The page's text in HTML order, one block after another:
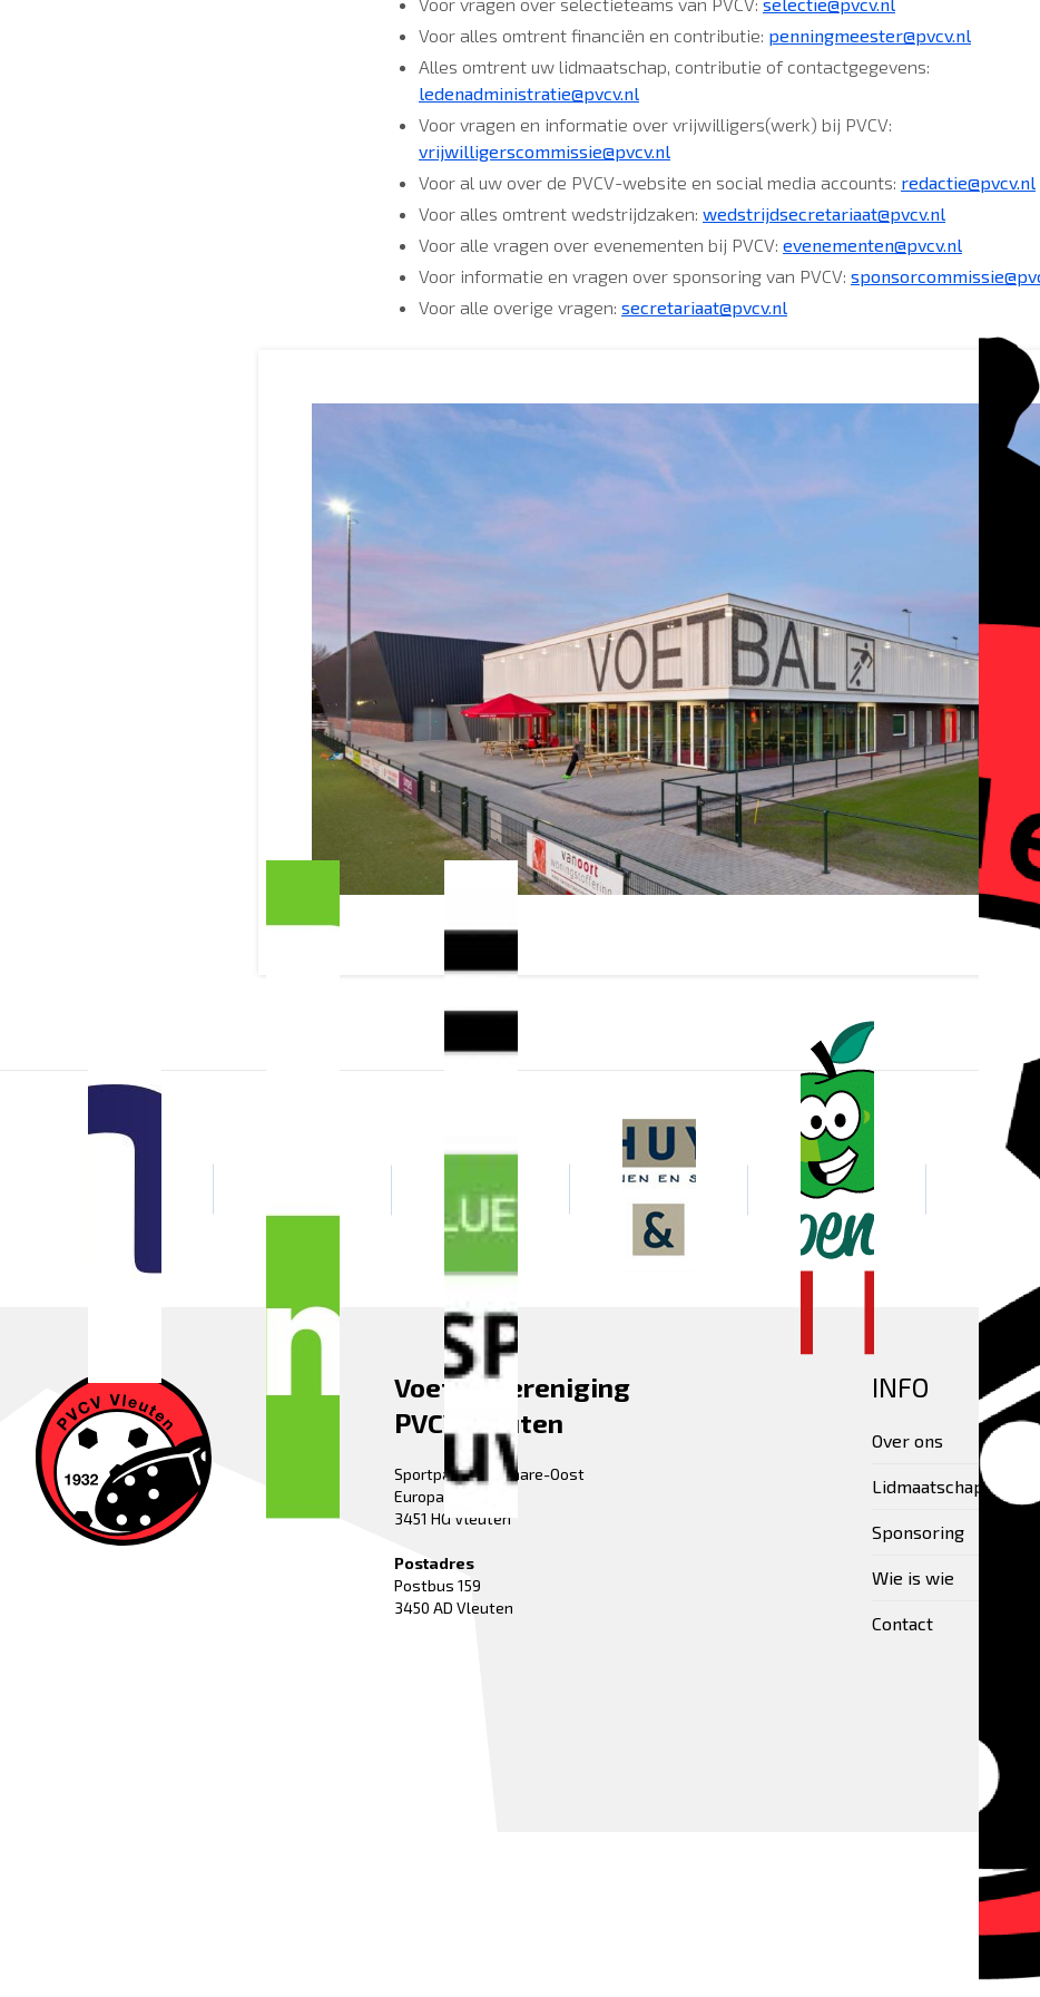
Voor alles omtrent financiën en contributie: penningmeester@pvcv.nl
Alles omtrent uw lidmaatschap, contributie of contactgegevens:
ledenadministratie@pvcv.nl
Voor vragen en informatie over vrijwilligers(werk) bij PVCV:
vrijwilligerscommissie@pvcv.nl
Voor al uw over de PVCV-website en social media accounts: redactie@pvcv.nl
Voor alles omtrent wedstrijdzaken: wedstrijdsecretariaat@pvcv.nl
Voor alle vragen over evenementen bij PVCV: evenementen@pvcv.nl
Voor informatie en vragen over sponsoring van PVCV:
Voor alle overige vragen: secretariaat@pvcv.nl
Voetbalvereniging
PVCV Vleuten
Sportpark Fletiomare-Oost
Europaweg 52
3451 HG Vleuten
Postadres
Postbus 159
3450 AD Vleuten
INFO
Over ons
Lidmaatschap
Sponsoring
Wie is wie
Contact